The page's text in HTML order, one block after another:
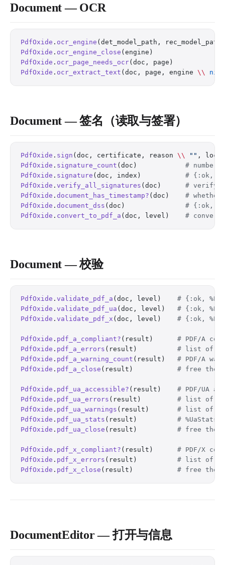
Document — OCR
PdfOxide . ocr_engine (det_model_path,
PdfOxide . ocr_engine_close (engine)
PdfOxide . ocr_page_needs_ocr(doc, page)
PdfOxide . ocr_extract_text (doc, page, engine \\ nil
Document — 签名（读取与签署）
PdfOxide . sign (doc, certificate, reason \\ "" ,
PdfOxide . signature_count (doc) # number
PdfOxide . signature (doc, index) # {:ok,
PdfOxide . verify_all_signatures (doc) # verify
PdfOxide . document_has_timestamp? (doc) # whether
PdfOxide . document_dss (doc) # {:ok,
PdfOxide . convert_to_pdf_a (doc, level) # convert
Document — 校验
PdfOxide . validate_pdf_a (doc, level) # {:ok,
PdfOxide . validate_pdf_ua (doc, level) # {:ok,
PdfOxide . validate_pdf_x (doc, level) # {:ok,
PdfOxide . pdf_a_compliant? (result) # PDF/A
PdfOxide . pdf_a_errors (result) # list of
PdfOxide . pdf_a_warning_count (result) # PDF/A
PdfOxide . pdf_a_close (result) # free the
PdfOxide . pdf_ua_accessible? (result) # PDF/UA
PdfOxide . pdf_ua_errors (result) # list of
PdfOxide . pdf_ua_warnings (result) # list of
PdfOxide . pdf_ua_stats (result) #
PdfOxide . pdf_ua_close (result) # free the
PdfOxide . pdf_x_compliant? (result) # PDF/X
PdfOxide . pdf_x_errors (result) # list of
PdfOxide . pdf_x_close (result) # free the
DocumentEditor — 打开与信息